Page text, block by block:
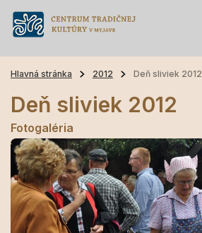
Hlavná stránka 2012 Deň sliviek 2012
Deň sliviek 2012
Fotogaléria